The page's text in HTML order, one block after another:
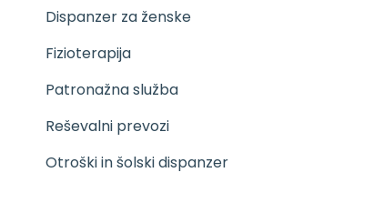
Dispanzer za ženske
Fizioterapija
Patronažna služba
Reševalni prevozi
Otroški in šolski dispanzer